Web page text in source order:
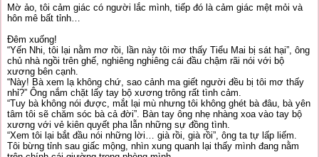
Mờ ảo, tôi cảm giác có người lắc mình, tiếp đó là cảm giác mệt mỏi và
hôn mê bất tỉnh…
Đêm xuống!
“Yến Nhi, tôi lại nằm mơ rồi, lần này tôi mơ thấy Tiểu Mai bị sát hại”, ông
chủ nhà ngồi trên ghế, nghiêng nghiêng cái đầu chậm rãi nói với bộ
xương bên cạnh.
“Này! Bà xem lạ không chứ, sao cảnh ma giết người đều bị tôi mơ thấy
nhỉ?” Ông nắm chặt lấy tay bộ xương trông rất tình cảm.
“Tuy bà không nói được, mắt lại mù nhưng tôi không ghét bà đâu, bà yên
tâm tôi sẽ chăm sóc bà cả đời”. Bàn tay ông nhẹ nhàng xoa vào tay bộ
xương với vẻ kiên quyết pha lẫn những sự đồng tình.
“Xem tôi lại bắt đầu nói những lời… già rồi, già rồi”, ông ta tự lấp liếm.
Tôi bừng tỉnh sau giấc mộng, nhìn xung quanh lại thấy mình đang nằm